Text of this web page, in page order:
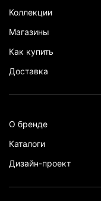
Коллекции
Магазины
Как купить
Доставка
О бренде
Каталоги
Дизайн-проект